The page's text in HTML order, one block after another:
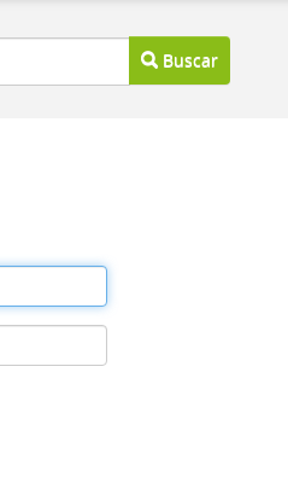
Buscar